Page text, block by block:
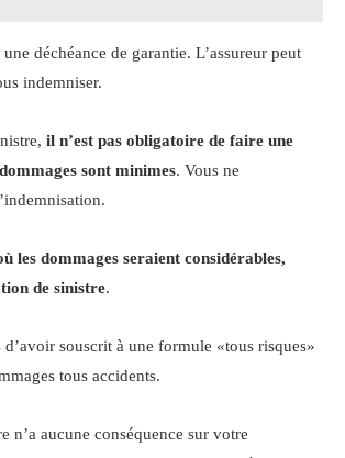
déchéance de garantie. L’assureur peut
indemniser.
il n’est pas obligatoire de faire une
sont minimes. Vous ne
les dommages seraient considérables,
de sinistre.
d’avoir souscrit à une formule «tous risques»
tous accidents.
n’a aucune conséquence sur votre